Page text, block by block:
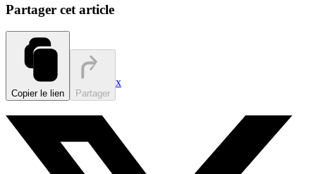
Partager cet article
Copier le lien Partager
x